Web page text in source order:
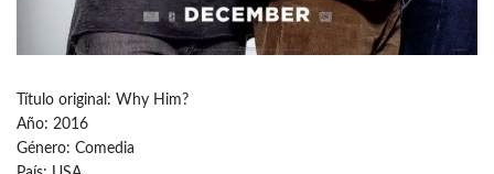
Título original: Why Him?
Año: 2016
Género: Comedia